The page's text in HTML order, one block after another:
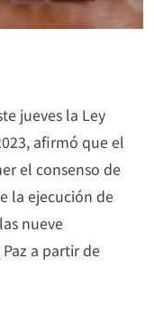
jueves la Ley
afirmó que el
el consenso de
la ejecución de
nueve
a partir de